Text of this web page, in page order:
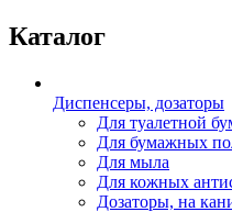
Каталог
Диспенсеры, дозаторы
Для туалетной
Для бумажных
Для мыла
Для кожных
Дозаторы, на